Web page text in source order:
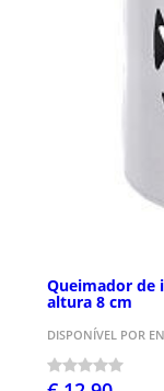
Queimador de
altura 8 cm
DISPONÍVEL POR